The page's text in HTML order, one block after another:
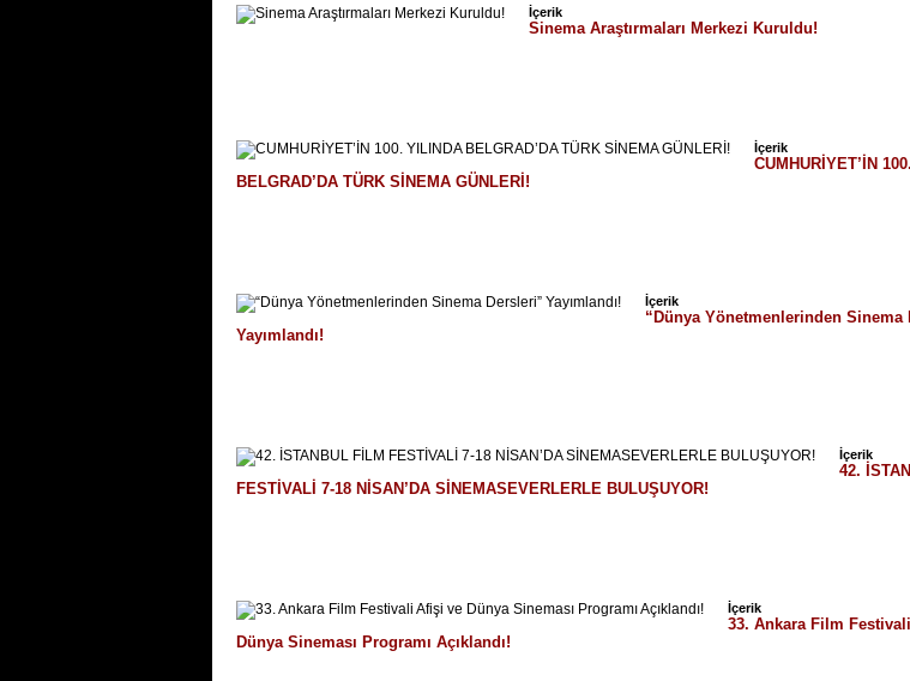
İçerik
Sinema Araştırmaları Merkezi Kuruldu!
İçerik
CUMHURİYET’İN
BELGRAD’DA TÜRK SİNEMA GÜNLERİ!
İçerik
“Dünya Yönetmenlerinden Sinema
Yayımlandı!
İçerik
42.
FESTİVALİ 7-18 NİSAN’DA SİNEMASEVERLERLE BULUŞUYOR!
İçerik
33. Ankara Film
Dünya Sineması Programı Açıklandı!